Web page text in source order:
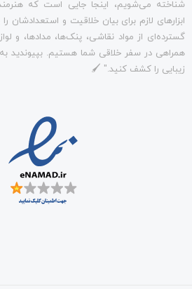
شناخته می‌شویم، اینجا جایی است که
ابزارهای لازم برای بیان خلاقیت و استعدادشان
گسترده‌ای از مواد نقاشی، پنک‌ها، مدادها، و
همراهی در سفر خلاقی شما هستیم. بپیوندید
زیبایی را کشف کنید." 🖌️